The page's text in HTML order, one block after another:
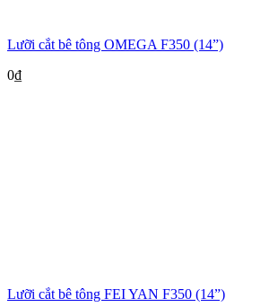
Lưỡi cắt bê tông OMEGA F350 (14”)
0₫
Lưỡi cắt bê tông FEI YAN F350 (14”)